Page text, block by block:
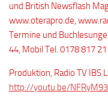
und British Newsflash
www.oterapro.de,
Termine und
44, Mobil Tel. 0178 817
Produktion, Radio TV IBS
http://youtu.be/